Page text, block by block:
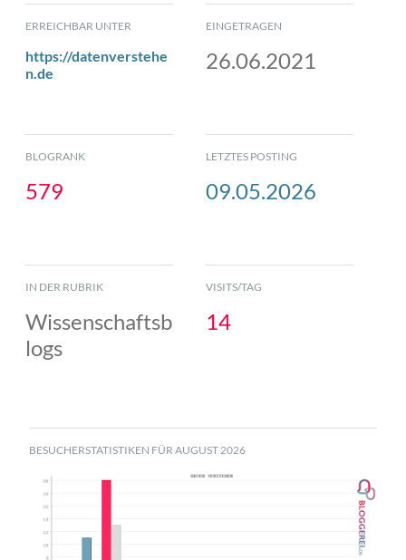
ERREICHBAR UNTER
https://datenverstehe
n.de
EINGETRAGEN
26.06.2021
BLOGRANK
579
LETZTES POSTING
09.05.2026
IN DER RUBRIK
Wissenschaftsb
logs
VISITS/TAG
14
BESUCHERSTATISTIKEN FÜR AUGUST 2026